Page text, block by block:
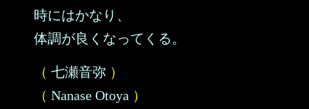
時にはかなり、
体調が良くなってくる。
（ 七瀬音弥 ）
（ Nanase Otoya ）